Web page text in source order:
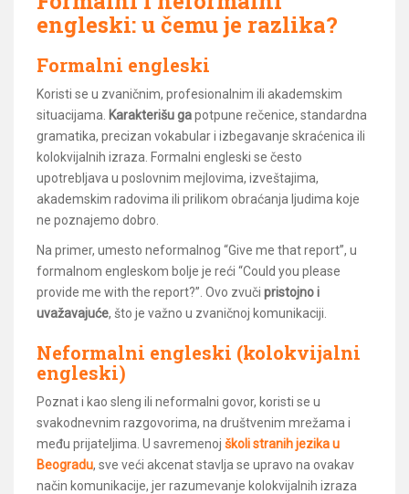
engleski: u čemu je razlika?
Formalni engleski
Koristi se u zvaničnim, profesionalnim ili akademskim
situacijama. Karakterišu gapotpune rečenice, standardna
gramatika, precizan vokabular i izbegavanje skraćenica ili
kolokvijalnih izraza. Formalni engleski se često
upotrebljava u poslovnim mejlovima, izveštajima,
akademskim radovima ili prilikom obraćanja ljudima koje
ne poznajemo dobro.
Na primer, umesto neformalnog “Give me that report”, u
formalnom engleskom bolje je reći “Could you please
provide me with the report?”. Ovo zvuči pristojno i
uvažavajuće, što je važno u zvaničnoj komunikaciji.
Neformalni engleski (kolokvijalni
engleski)
Poznat i kao sleng ili neformalni govor, koristi se u
svakodnevnim razgovorima, na društvenim mrežama i
među prijateljima. U savremenoj školi stranih jezika u
Beogradu, sve veći akcenat stavlja se upravo na ovakav
način komunikacije, jer razumevanje kolokvijalnih izraza